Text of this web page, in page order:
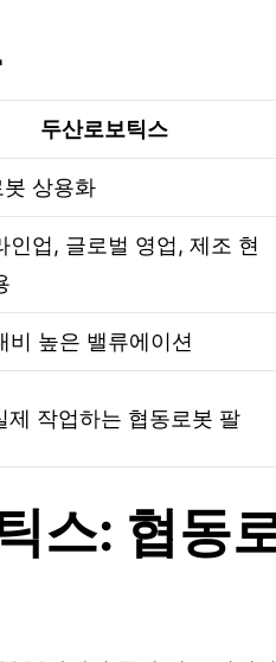
두산로보틱스
봇 상용화
인업, 글로벌 영업, 제조 현
비 높은 밸류에이션
제 작업하는 협동로봇 팔
스: 협동